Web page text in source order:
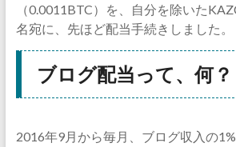
（0.0011BTC）を、自分を除いた
名宛に、先ほど配当手続きしました。
ブログ配当って、何？
2016年9月から毎月、ブログ収入の1%